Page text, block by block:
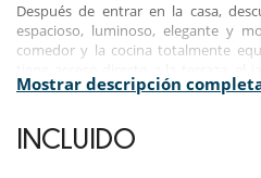
Después de entrar en la casa,
espacioso, luminoso, elegante y
comedor y la cocina totalmente
están en la planta baja y los
Mostrar descripción
INCLUIDO